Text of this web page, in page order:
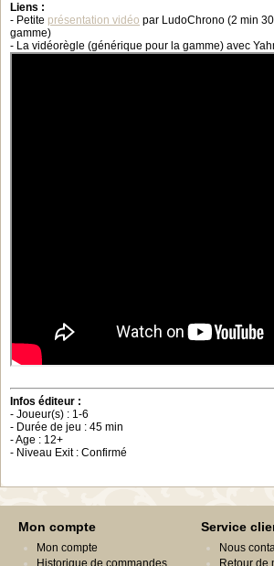
Liens :
- Petite présentation vidéo par LudoChrono (2 min
gamme)
- La vidéorègle (générique pour la gamme) avec
Infos éditeur :
- Joueur(s) : 1-6
- Durée de jeu : 45 min
- Age : 12+
- Niveau Exit : Confirmé
Mon compte
Mon compte
Historique de commandes
Service
Nous
Retour de